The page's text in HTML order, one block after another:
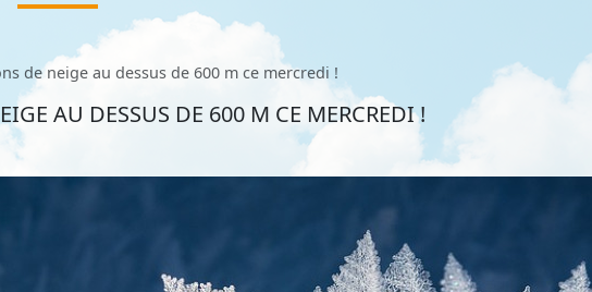
de neige au dessus de 600 m ce mercredi !
AU DESSUS DE 600 M CE MERCREDI !